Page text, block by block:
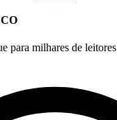
para milhares de leitores